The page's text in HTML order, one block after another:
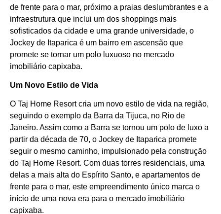
de frente para o mar, próximo a praias deslumbrantes e a
infraestrutura que inclui um dos shoppings mais
sofisticados da cidade e uma grande universidade, o
Jockey de Itaparica é um bairro em ascensão que
promete se tornar um polo luxuoso no mercado
imobiliário capixaba.
Um Novo Estilo de Vida
O Taj Home Resort cria um novo estilo de vida na região,
seguindo o exemplo da Barra da Tijuca, no Rio de
Janeiro. Assim como a Barra se tornou um polo de luxo a
partir da década de 70, o Jockey de Itaparica promete
seguir o mesmo caminho, impulsionado pela construção
do Taj Home Resort. Com duas torres residenciais, uma
delas a mais alta do Espírito Santo, e apartamentos de
frente para o mar, este empreendimento único marca o
início de uma nova era para o mercado imobiliário
capixaba.